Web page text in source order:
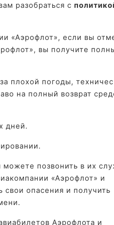
разобраться с
«Аэрофлот», если вы
вы получите
плохой погоды,
на полный возврат
дней.
позвонить в их
«Аэрофлот» и
опасения и получить
Аэрофлота и